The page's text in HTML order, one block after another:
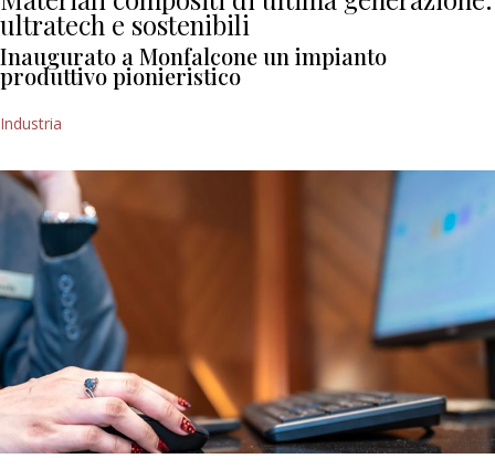
ultratech e sostenibili
Inaugurato a Monfalcone un impianto
produttivo pionieristico
Industria